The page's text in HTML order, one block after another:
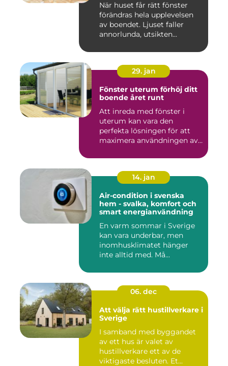
När huset får rätt fönster
förändras hela upplevelsen
av boendet. Ljuset faller
annorlunda, utsikten...
29. jan
Fönster uterum förhöj ditt
boende året runt
Att inreda med fönster i
uterum kan vara den
perfekta lösningen för att
maximera användningen av
14. jan
Air-condition i svenska
hem - svalka, komfort och
smart energianvändning
En varm sommar i Sverige
kan vara underbar, men
inomhusklimatet hänger
inte alltid med. Må...
06. dec
Att välja rätt hustillverkare i
Sverige
I samband med byggandet
av ett hus är valet av
hustillverkare ett av de
viktigaste besluten. Et...